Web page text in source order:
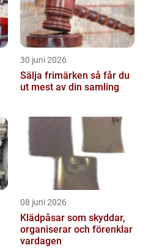
30 juni 2026
Sälja frimärken så får du
ut mest av din samling
08 juni 2026
Klädpåsar som skyddar,
organiserar och förenklar
vardagen